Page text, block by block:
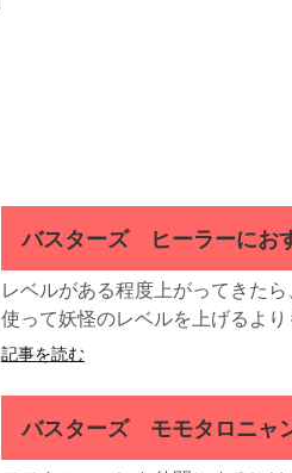
バスターズ ヒーラーにお
レベルがある程度上がってきた
使って妖怪のレベルを上げるよ
記事を読む
バスターズ モモタロニャ